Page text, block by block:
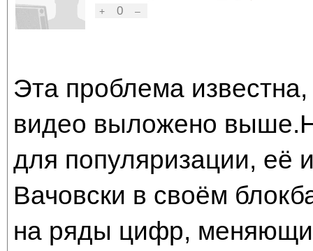
+
0 –
Эта проблема
видео выложено
для популяризации, её
Вачовски в своём
на ряды цифр,